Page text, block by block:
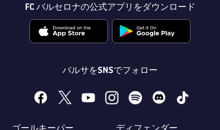
FC バルセロナの公式アプリをダウンロード
バルサをSNSでフォロー
facebook
x youtubeinstagramspotify discord tiktok
ゴールキーパー ディフェンダー